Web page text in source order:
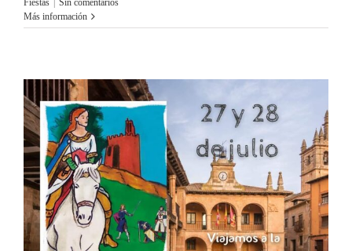
Fiestas
Sin comentarios
Más información